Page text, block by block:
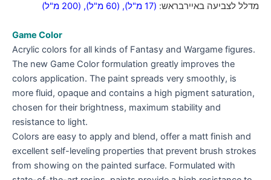
מדלל לצביעה באיירבראש: (17 מ"ל) , (60 מ"ל) , (200 מ"ל)
Game Color
Acrylic colors for all kinds of Fantasy and Wargame figures.
The new Game Color formulation greatly improves the
colors application. The paint spreads very smoothly, is
more fluid, opaque and contains a high pigment saturation,
chosen for their brightness, maximum stability and
resistance to light.
Colors are easy to apply and blend, offer a matt finish and
excellent self-leveling properties that prevent brush strokes
from showing on the painted surface. Formulated with